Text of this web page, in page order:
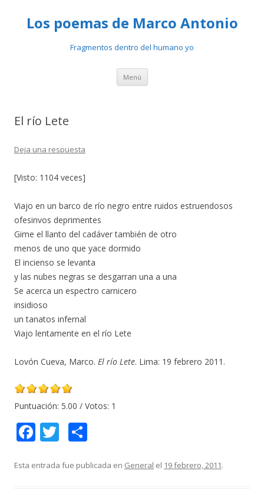
Los poemas de Marco Antonio
Fragmentos dentro del humano yo
Menú Ir
contenido
El río Lete
Deja una respuesta
[Visto: 1104 veces]
Viajo en un barco de río negro entre ruidos estruendosos
ofesinvos deprimentes
Gime el llanto del cadáver también de otro
menos de uno que yace dormido
El incienso se levanta
y las nubes negras se desgarran una a una
Se acerca un espectro carnicero
insidioso
un tanatos infernal
Viajo lentamente en el río Lete
Lovón Cueva, Marco. El río Lete. Lima: 19 febrero 2011.
Puntuación: 5.00 / Votos: 1
F
e
T
itt m
Esta entrada fue publicada en General el 19 febrero, 2011.